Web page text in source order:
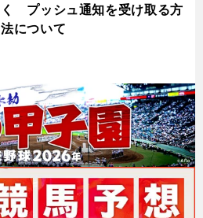
く プッシュ通知を受け取る方
法について